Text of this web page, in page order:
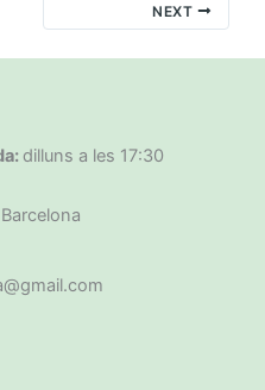
NEXT
dilluns a les 17:30